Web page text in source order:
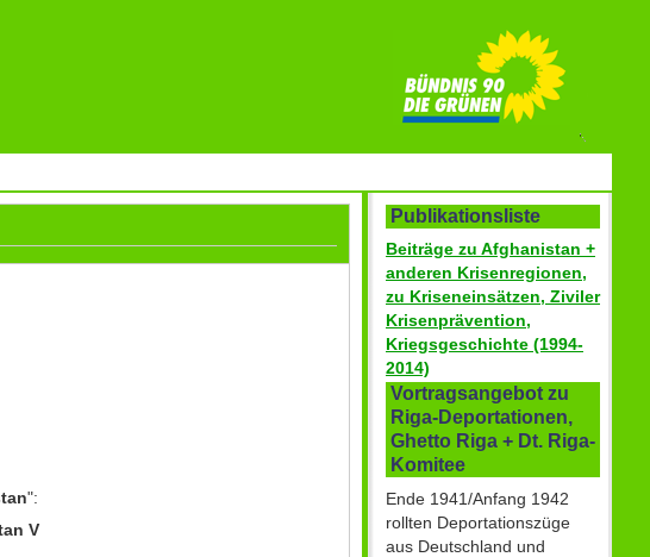
":
V
Publikationsliste
Beiträge zu Afghanistan +
anderen Krisenregionen,
zu Kriseneinsätzen, Ziviler
Krisenprävention,
Kriegsgeschichte (1994-
2014)
Vortragsangebot zu
Riga-Deportationen,
Ghetto Riga + Dt. Riga-
Komitee
Ende 1941/Anfang 1942
rollten Deportationszüge
aus Deutschland und